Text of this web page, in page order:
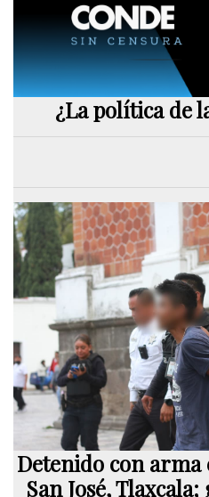
¿La política de
Detenido con
San José,